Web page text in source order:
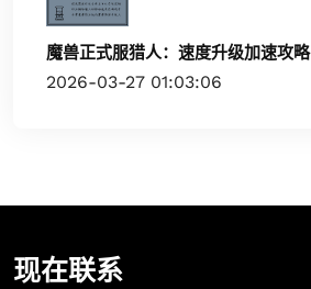
魔兽正式服猎人：速度升级加速攻略
2026-03-27 01:03:06
现在联系